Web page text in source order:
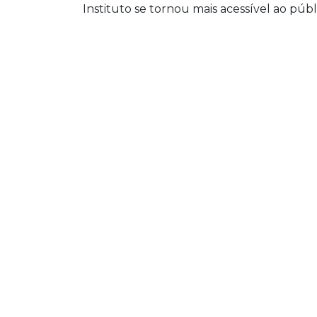
Instituto se tornou mais acessível ao